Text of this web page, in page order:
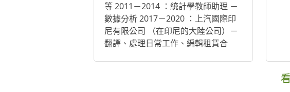
等 2011－2014 ：統計學教師助理 －
數據分析 2017－2020 ：上汽國際印
尼有限公司 （在印尼的大陸公司）－
翻譯、處理日常工作、編輯租賃合